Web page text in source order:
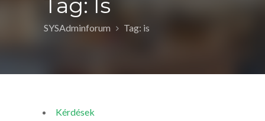
Tag: Is
SYSAdminforum Tag: is
Kérdések